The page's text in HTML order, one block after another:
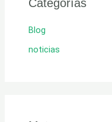
Categorías
Blog
noticias